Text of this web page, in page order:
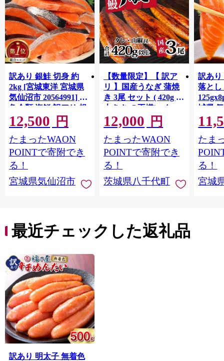
訳あり 銀鮭 切身 約
2kg [宮城東洋 宮城県
気仙沼市 20564991] 鮭
魚介類 海鮮 訳アリ 規
格外 不揃い さけ サケ
鮭切身 シャケ 切り身
冷凍 家庭用 おかず 弁
当 支援 サーモン 銀鮭
切り身 魚 わけあり
12,500 円
たまったWAON
POINTで寄附でき
る！
宮城県気仙沼市
【数量限定】【 訳ア
リ 】国産うなぎ 蒲焼
き 3尾 セット ( 420g )
大きさ の不揃い タ
レ・山椒付き ウナギ
鰻 ふぞろい 不揃い う
な重 ひつまぶし 人気
茨城 八千代町 ふるさ
と納税 冷凍 [SF951ya]
12,000 円
たまったWAON
POINTで寄附でき
る！
茨城県八千代町
訳あり
落とし
城県
お刺し
生 生
鮭 銀
介
たま
る！
宮城
最近チェックした返礼品
訳あり 明太子 無着色